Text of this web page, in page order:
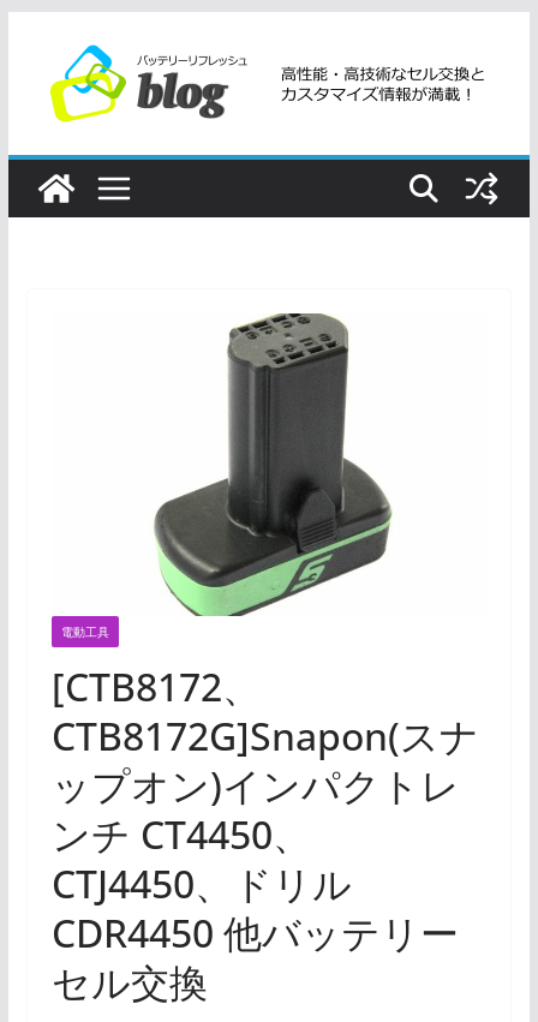
ツ
電動工具
[CTB8172、
CTB8172G]Snapon(スナ
ップオン)インパクトレ
ンチ CT4450、
CTJ4450、ドリル
CDR4450 他バッテリー
セル交換